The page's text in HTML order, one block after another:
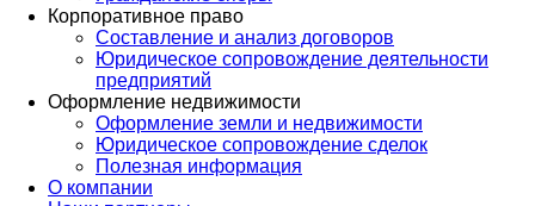
Корпоративное право
Составление и анализ договоров
Юридическое сопровождение деятельности
предприятий
Оформление недвижимости
Оформление земли и недвижимости
Юридическое сопровождение сделок
Полезная информация
О компании